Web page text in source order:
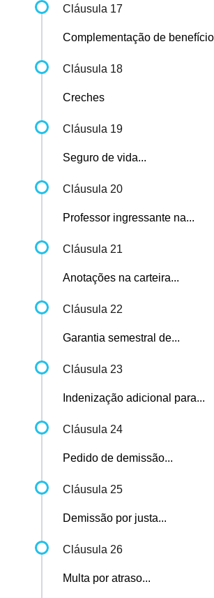
Cláusula 17
Complementação de
Cláusula 18
Creches
Cláusula 19
Seguro de vida...
Cláusula 20
Professor ingressante na...
Cláusula 21
Anotações na carteira...
Cláusula 22
Garantia semestral de...
Cláusula 23
Indenização adicional para...
Cláusula 24
Pedido de demissão...
Cláusula 25
Demissão por justa...
Cláusula 26
Multa por atraso...